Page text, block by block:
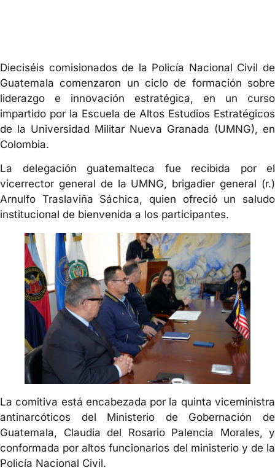
Dieciséis comisionados de la Policía Nacional Civil de
Guatemala comenzaron un ciclo de formación sobre
liderazgo e innovación estratégica, en un curso
impartido por la Escuela de Altos Estudios Estratégicos
de la Universidad Militar Nueva Granada (UMNG), en
Colombia.
La delegación guatemalteca fue recibida por el
vicerrector general de la UMNG, brigadier general (r.)
Arnulfo Traslaviña Sáchica, quien ofreció un saludo
institucional de bienvenida a los participantes.
La comitiva está encabezada por la quinta viceministra
antinarcóticos del Ministerio de Gobernación de
Guatemala, Claudia del Rosario Palencia Morales, y
conformada por altos funcionarios del ministerio y de la
Policía Nacional Civil.